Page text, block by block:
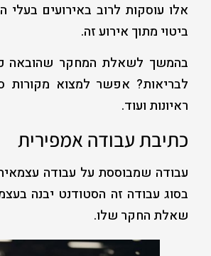
אלו עוסקות לרוב באירועים
ביטוי מתוך אירוע זה.
בהמשך לשאלת המחקר שהובאה
לבריאות? אפשר למצוא מקורות
ראיונות ועוד.
כתיבת עבודה אמפירית
עבודה שמבוססת על עבודה
בסוג עבודה זה הסטודנט יבנה
שאלת החקר שלו.